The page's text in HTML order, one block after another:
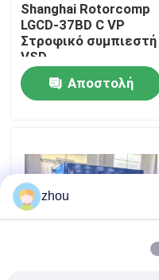
Γύρος εργοστασίων
Ποιοτικός έλεγχος
Ειδήσεις
Περιπτώσεις
Shanghai Rotorcomp
LGCD-37BD C VP
Στροφικό συμπιεστή
VSD
περιστρεφόμενος
συμπιεστής για
συνθήκες υψηλής
Αποστολή
zhou